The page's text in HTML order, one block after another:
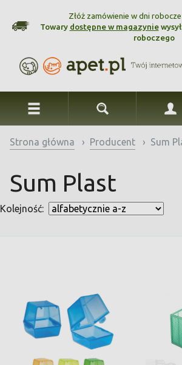
Złóż zamówienie w dni
Towary dostępne w magazynie
roboczego
Strona główna › Producent › Sum
Sum Plast
Kolejność: